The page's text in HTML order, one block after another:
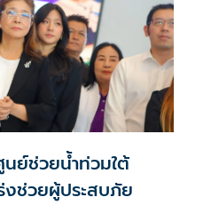
นย์ช่วยน้ำท่วมใต้
งช่วยผู้ประสบภัย